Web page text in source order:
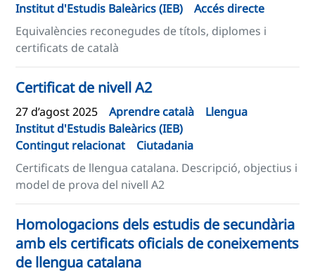
Institut d'Estudis Baleàrics (IEB)
Accés directe
Equivalències reconegudes de títols, diplomes i
certificats de català
Certificat de nivell A2
27 d’agost 2025 Aprendre català
Llengua
Institut d'Estudis Baleàrics (IEB)
Contingut relacionat
Ciutadania
Certificats de llengua catalana. Descripció, objectius i
model de prova del nivell A2
Homologacions dels estudis de secundària
amb els certificats oficials de coneixements
de llengua catalana